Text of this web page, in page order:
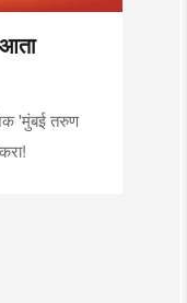
'मुंबई तरुण